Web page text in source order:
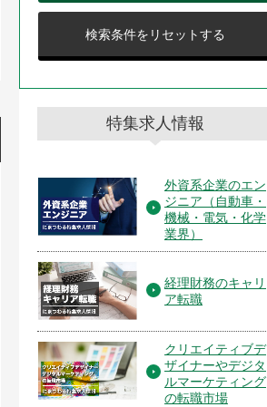
検索条件をリセットする
特集求人情報
外資系企業のエン
ジニア（自動車・
機械・電気・化学
業界）
経理財務のキャリ
ア転職
クリエイティブデ
ザイナーやデジタ
ルマーケティング
の転職市場